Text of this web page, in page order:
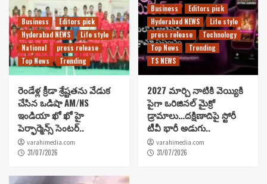
Business
Editors pick
Hyderabad NEWS
Life style
National
press release
Top News
Trending
రెండేళ్ల క్రీడా శ్రేష్టతను వేడుక
చేసిన ఒడిషా AM/NS
ఇండియా ఖో ఖో హై
పెర్ఫార్మెన్స్ సెంటర్..
varahimedia.com
31/07/2026
Business
Editors pick
Hyderabad NEWS
Life style
press release
Technology
Top News
Trending
TS NEWS
2027 మార్చి నాటికి వెయ్యికి
పైగా ఒరిజినల్ మైక్రో
డ్రామాలు…దక్షిణాదిపై స్టోరీ
టీవీ భారీ అడుగు..
varahimedia.com
31/07/2026